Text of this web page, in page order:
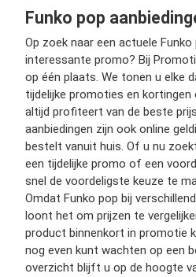
Funko pop
Op zoek naar een actuele
interessante promo? Bij
op één plaats. We tonen u elke
tijdelijke promoties en kortingen
altijd profiteert van de beste
aanbiedingen zijn ook online
bestelt vanuit huis. Of u nu
een tijdelijke promo of een
snel de voordeligste keuze te
Omdat Funko pop bij
loont het om prijzen te
product binnenkort in promotie
nog even kunt wachten op een
overzicht blijft u op de hoogte